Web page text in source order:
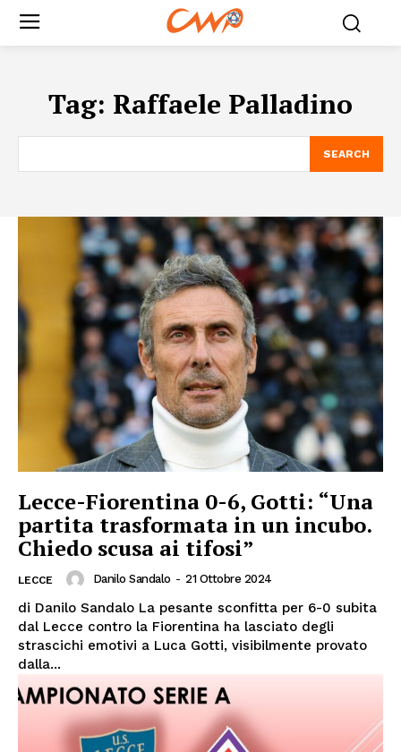
Tag: Raffaele Palladino
SEARCH
Lecce-Fiorentina 0-6, Gotti: “Una
partita trasformata in un incubo.
Chiedo scusa ai tifosi”
LECCE Danilo Sandalo - 21 Ottobre 2024
di Danilo Sandalo La pesante sconfitta per 6-0 subita
dal Lecce contro la Fiorentina ha lasciato degli
strascichi emotivi a Luca Gotti, visibilmente provato
dalla...